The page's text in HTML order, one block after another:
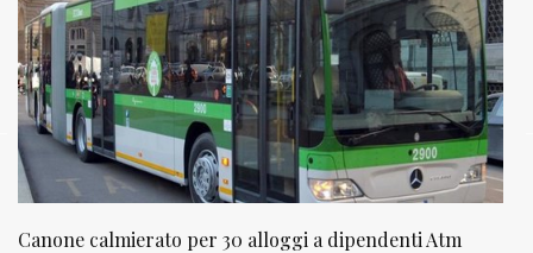
NATUROPATIA IN BREVE 20/01